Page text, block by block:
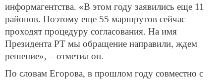
информагентства. «В этом году заявились еще 11
районов. Поэтому еще 55 маршрутов сейчас
проходят процедуру согласования. На имя
Президента РТ мы обращение направили, ждем
решение», – отметил он.
По словам Егорова, в прошлом году совместно с